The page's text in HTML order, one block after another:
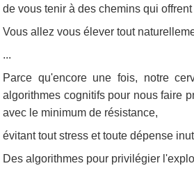
de vous tenir à des chemins qui
Vous allez vous élever tout
...
Parce qu'encore une fois, notre
algorithmes cognitifs pour nous faire
avec le minimum de résistance,
évitant tout stress et toute dépense
Des algorithmes pour privilégier